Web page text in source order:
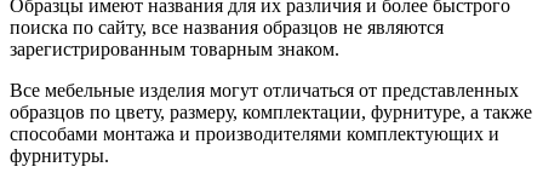
Образцы имеют названия для их различия и более быстрого
поиска по сайту, все названия образцов не являются
зарегистрированным товарным знаком.
Все мебельные изделия могут отличаться от представленных
образцов по цвету, размеру, комплектации, фурнитуре, а также
способами монтажа и производителями комплектующих и
фурнитуры.